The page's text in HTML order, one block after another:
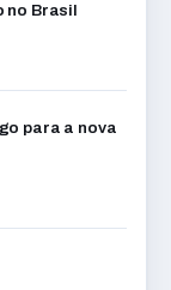
no Brasil
para a nova